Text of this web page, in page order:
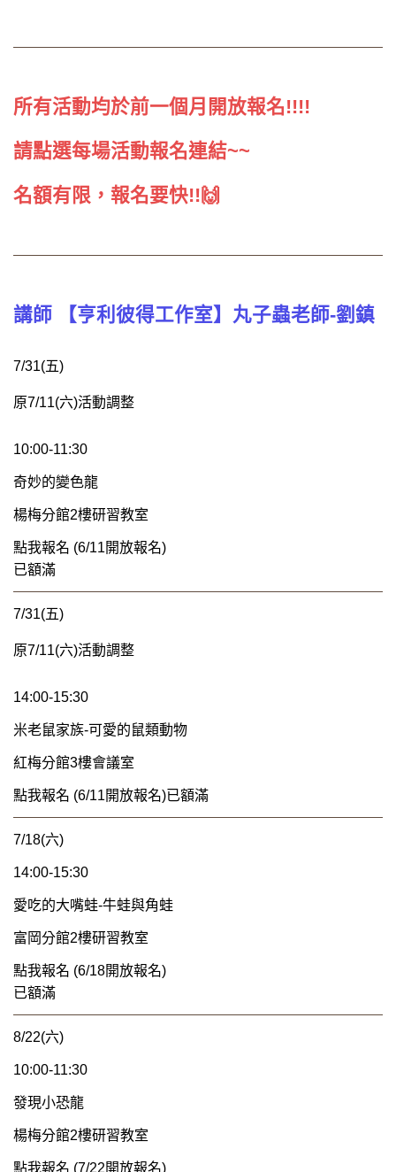
所有活動均於前一個月開放報名!!!!
請點選每場活動報名連結~~
名額有限，報名要快!!🙌
講師 【亨利彼得工作室】丸子蟲老師-劉鎮
7/31(五)
原7/11(六)活動調整
10:00-11:30
奇妙的變色龍
楊梅分館2樓研習教室
點我報名 (6/11開放報名)
已額滿
7/31(五)
原7/11(六)活動調整
14:00-15:30
米老鼠家族-可愛的鼠類動物
紅梅分館3樓會議室
點我報名 (6/11開放報名)已額滿
7/18(六)
14:00-15:30
愛吃的大嘴蛙-牛蛙與角蛙
富岡分館2樓研習教室
點我報名 (6/18開放報名)
已額滿
8/22(六)
10:00-11:30
發現小恐龍
楊梅分館2樓研習教室
點我報名 (7/22開放報名)